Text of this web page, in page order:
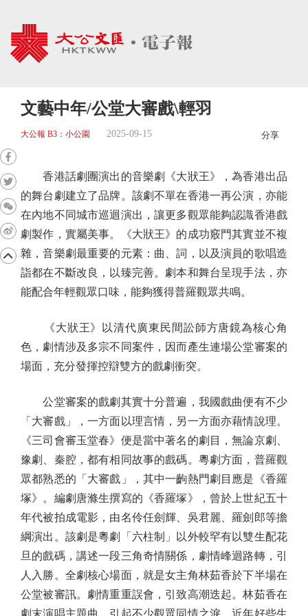
文藝中年/公堂大審戲\輕羽
大公報 B3：小公園 2025-09-15 分享
香港話劇團演出的音樂劇《大狀王》，為香港出品
的舞台劇建立了品牌。該劇不單在香港一再公演，亦能
在內地不同城市巡迴演出，讓更多觀眾能夠認識香港戲
劇製作，實屬美事。《大狀王》的成功竅門其實並不複
雜，音樂劇最重要的元素：曲、詞，以及演員的歌唱造
詣都在不斷改良，以臻完善。劇本和舞台呈現手法，亦
能配合年輕觀眾口味，能夠獲得普羅觀眾共鳴。
《大狀王》以清代廣東民間訟師方唐鏡為核心角
色，劇情涉及多宗不同案件，因而產生連場公堂審案的
場面，充分發揮控辯雙方的戲劇衝突。
公堂審案的戲劇其實十分普遍，我國戲曲便有不少
「大審戲」，一方面以理言情，另一方面亦藉情說理。
《三司會審玉堂春》便是當中著名的劇目，無論京劇、
豫劇、秦腔，都有相同故事的戲碼。粵劇方面，普羅觀
眾都熟悉的「大審戲」，其中一齣熱門劇目應是《香羅
塚》。編劇唐滌生撰寫的《香羅塚》，曾於上世紀五十
年代被拍成電影，由名伶任劍輝、吳君麗、羅劍郎等擔
綱演出。該劇是粵劇「六柱制」以外較罕有以雙生配花
旦的戲碼，講述一段三角奇情關係，劇情峰迴路轉，引
人入勝。全劇核心場面，就是女主角林茹香於下半場在
公堂被審訊。劇情重重誤會，引致高潮迭起。林茹香在